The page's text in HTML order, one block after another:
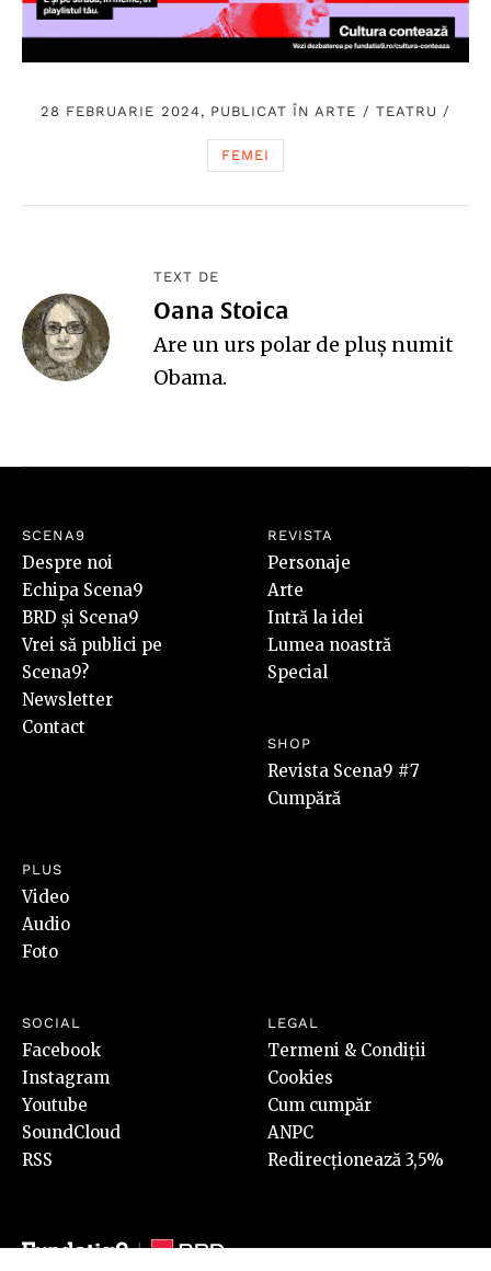
28 FEBRUARIE 2024, PUBLICAT ÎNARTE / TEATRU /
FEMEI
TEXT DE
Oana Stoica
Are un urs polar de pluş numit
Obama.
SCENA9
Despre noi
Echipa Scena9
BRD și Scena9
Vrei să publici pe
Scena9?
Newsletter
Contact
REVISTA
Personaje
Arte
Intră la idei
Lumea noastră
Special
SHOP
Revista Scena9 #7
Cumpără
PLUS
Video
Audio
Foto
SOCIAL
Facebook
Instagram
Youtube
SoundCloud
RSS
LEGAL
Termeni & Condiții
Cookies
Cum cumpăr
ANPC
Redirecționează 3,5%